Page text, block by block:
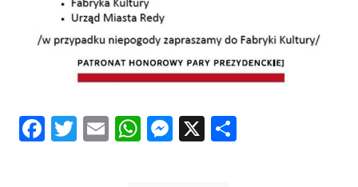
Facebook
Twitter
EmailWhatsApp
Messenger
X